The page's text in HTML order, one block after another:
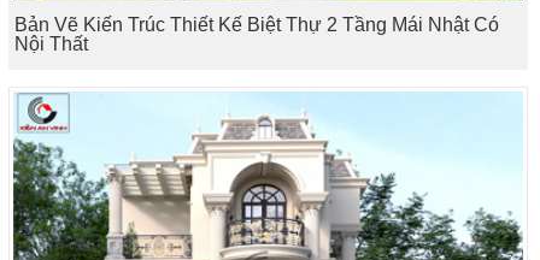
Bản Vẽ Kiến Trúc Thiết Kế Biệt Thự 2 Tầng Mái Nhật Có
Nội Thất